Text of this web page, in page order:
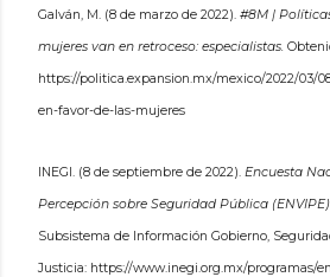
Galván, M. (8 de marzo de 2022). #8M |
mujeres van en retroceso: especialistas.
https://politica.expansion.mx/mexico/2022/03/
en-favor-de-las-mujeres
INEGI. (8 de septiembre de 2022). Encuesta
Percepción sobre Seguridad Pública (ENVIPE)
Subsistema de Información Gobierno,
Justicia: https://www.inegi.org.mx/programas/